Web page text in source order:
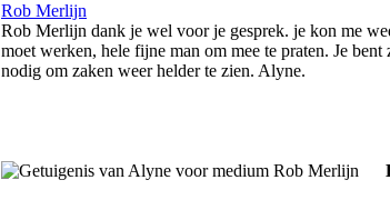
Rob Merlijn
Rob Merlijn dank je wel voor je gesprek. je kon me
moet werken, hele fijne man om mee te praten. Je
nodig om zaken weer helder te zien. Alyne.